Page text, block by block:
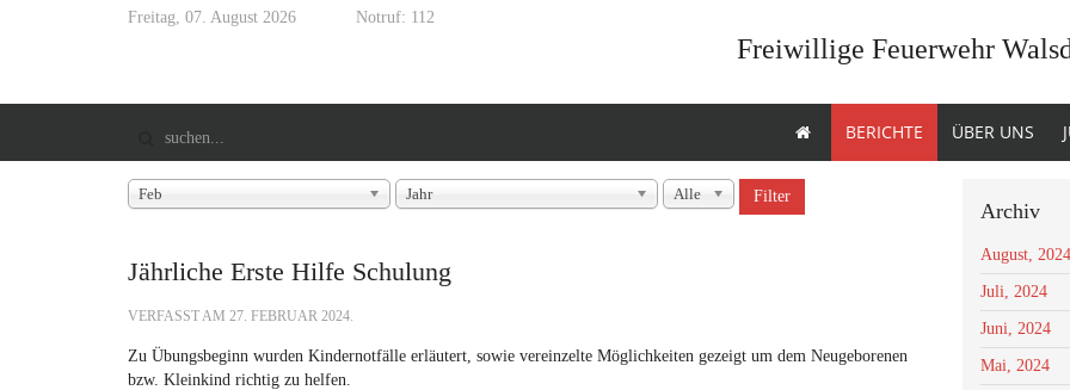
Freitag, 07. August 2026 Notruf: 112
Freiwillige Feuerwehr
BERICHTE ÜBER UNS
Feb Jahr Alle Filter
Jährliche Erste Hilfe Schulung
VERFASST AM 27. FEBRUAR 2024.
Zu Übungsbeginn wurden Kindernotfälle erläutert, sowie vereinzelte Möglichkeiten gezeigt um dem Neugeborenen
bzw. Kleinkind richtig zu helfen.
Archiv
August, 2024
Juli, 2024
Juni, 2024
Mai, 2024